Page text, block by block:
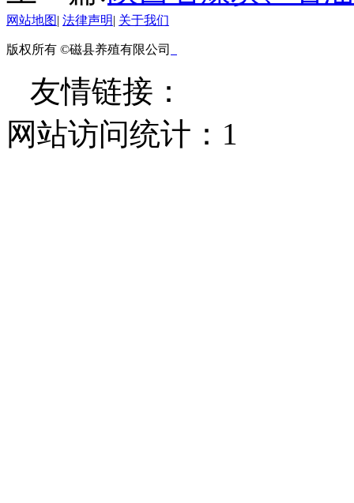
网站地图| 法律声明| 关于我们
版权所有 ©磁县养殖有限公司
友情链接：
网站访问统计： 1